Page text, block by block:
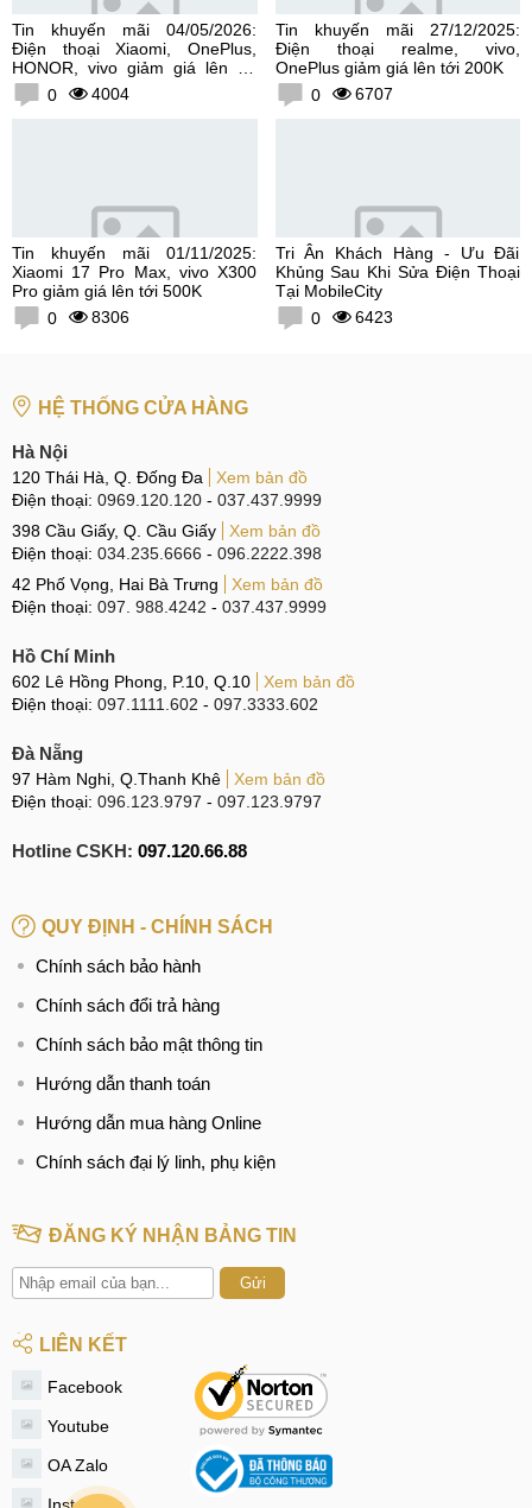
Tin khuyến mãi 04/05/2026:
Điện thoại Xiaomi, OnePlus,
HONOR, vivo giảm giá lên tới
300K0 4004
Tin khuyến mãi 27/12/2025:
Điện thoại realme, vivo,
OnePlus giảm giá lên tới 200K
0
6707
Tin khuyến mãi 01/11/2025:
Xiaomi 17 Pro Max, vivo X300
Pro giảm giá lên tới 500K
0
8306
Tri Ân Khách Hàng - Ưu Đãi
Khủng Sau Khi Sửa Điện Thoại
Tại MobileCity
0
6423
HỆ THỐNG CỬA HÀNG
Hà Nội
120 Thái Hà, Q. Đống Đa
Xem bản đồ
Điện thoại: 0969.120.120 - 037.437.9999
398 Cầu Giấy, Q. Cầu Giấy
Xem bản đồ
Điện thoại: 034.235.6666 - 096.2222.398
42 Phố Vọng, Hai Bà Trưng
Xem bản đồ
Điện thoại: 097. 988.4242 - 037.437.9999
Hồ Chí Minh
602 Lê Hồng Phong, P.10, Q.10
Xem bản đồ
Điện thoại: 097.1111.602 - 097.3333.602
Đà Nẵng
97 Hàm Nghi, Q.Thanh Khê
Xem bản đồ
Điện thoại: 096.123.9797 - 097.123.9797
Hotline CSKH: 097.120.66.88
QUY ĐỊNH - CHÍNH SÁCH
Chính sách bảo hành
Chính sách đổi trả hàng
Chính sách bảo mật thông tin
Hướng dẫn thanh toán
Hướng dẫn mua hàng Online
Chính sách đại lý linh, phụ kiện
ĐĂNG KÝ NHẬN BẢNG TIN
Gửi
LIÊN KẾT
Facebook
Youtube
OA Zalo
Instagram